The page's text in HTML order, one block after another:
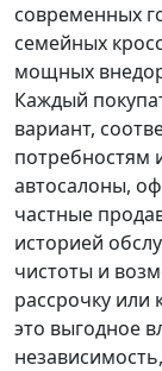
современных
семейных
мощных
Каждый
вариант,
потребностям
автосалоны,
частные
историей
чистоты и
рассрочку
это выгодное